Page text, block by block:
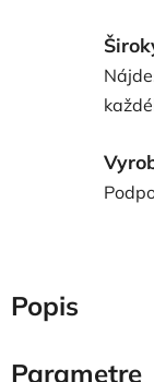
Popis
Parametre